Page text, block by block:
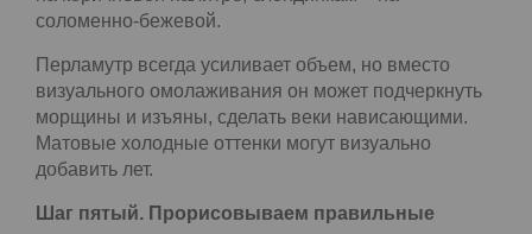
подчеркивают морщины и недостатки лица.
К примеру, для пудры или тонального крема
подойдут оттенки с розовым пигментом или
нежно-персиковые.
Для бровей и глаз брюнеткам стоит остановиться
на коричневой палитре, блондинкам – на
соломенно-бежевой.